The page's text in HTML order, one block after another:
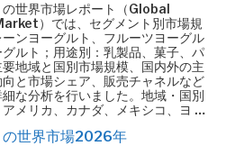
の世界市場レポート（Global
）では、セグメント別市場規
ンヨーグルト、フルーツヨーグル
グルト；用途別：乳製品、菓子、パ
地域と国別市場規模、国内外の主
と市場シェア、販売チャネルなど
な分析を行いました。地域・国別
メリカ、カナダ、メキシコ、ヨ …
の世界市場2026年